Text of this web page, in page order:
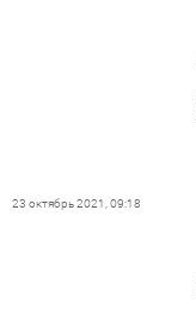
23 октябрь 2021, 09:18